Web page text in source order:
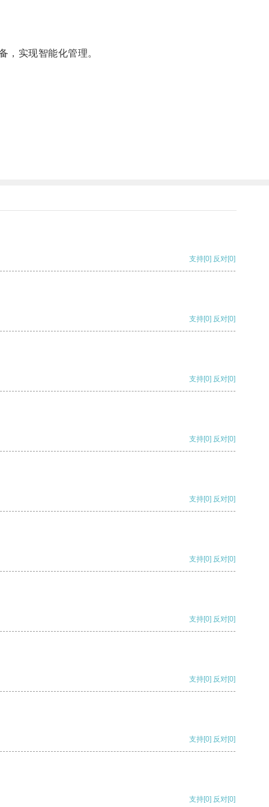
实现智能化管理。
支持[0] 反对[0]
支持[0] 反对[0]
支持[0] 反对[0]
支持[0] 反对[0]
支持[0] 反对[0]
支持[0] 反对[0]
支持[0] 反对[0]
支持[0] 反对[0]
支持[0] 反对[0]
支持[0] 反对[0]